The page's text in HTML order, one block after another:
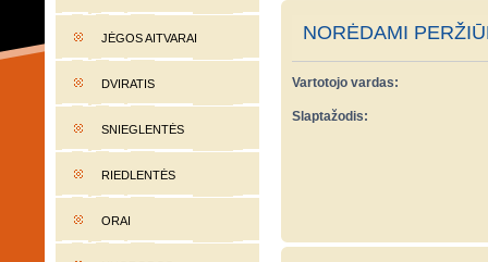
JĖGOS AITVARAI
DVIRATIS
SNIEGLENTĖS
RIEDLENTĖS
ORAI
NORĖDAMI
Vartotojo vardas:
Slaptažodis: